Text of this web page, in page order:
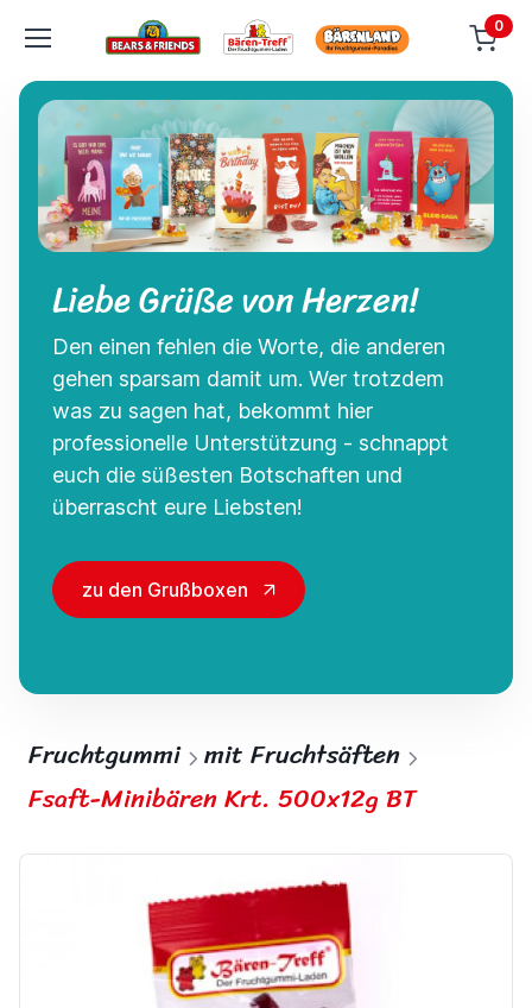
0
Liebe Grüße von Herzen!
Den einen fehlen die Worte, die anderen
gehen sparsam damit um. Wer trotzdem
was zu sagen hat, bekommt hier
professionelle Unterstützung - schnappt
euch die süßesten Botschaften und
überrascht eure Liebsten!
zu den Grußboxen
Fruchtgummi mit Fruchtsäften
Fsaft-Minibären Krt. 500x12g BT